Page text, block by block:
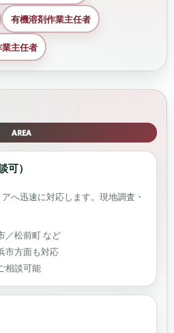
有機溶剤作業主任者
主任者
AREA
可）
へ迅速に対応します。現地調査・
／松前町 など
市方面も対応
相談可能